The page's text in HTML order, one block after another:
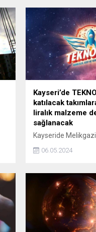
Kayseri’de
katılacak
liralık malzeme
sağlanacak
Kayseride
Havacılık, Uzay ve
TEKNOFESTe
desteğinde
06.05.2024